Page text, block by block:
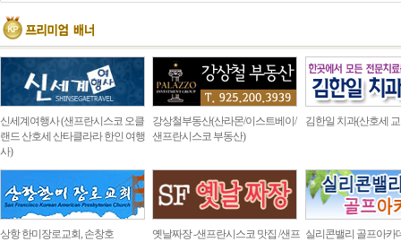
신세계여행사 (샌프란시스코 오클
랜드 산호세 산타클라라 한인 여행
사)
강상철부동산(산라몬/이스트베이/
샌프란시스코 부동산)
김한일 치과(산호세
상항 한미장로교회, 손창호
옛날짜장 -샌프란시스코 맛집 /샌프 실리콘밸리 골프아카